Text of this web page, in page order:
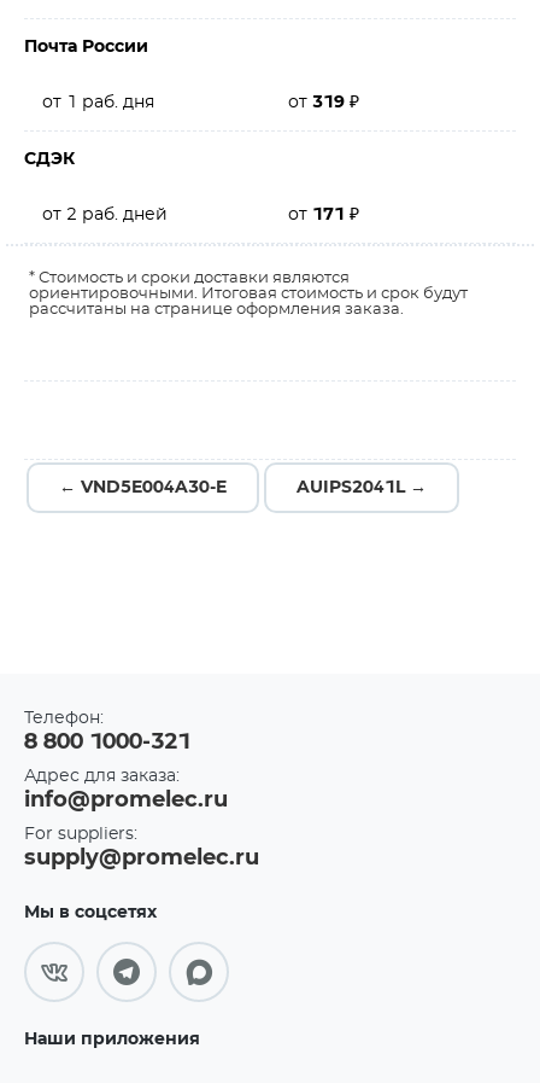
Почта России
от 1 раб. дня от 319 ₽
СДЭК
от 2 раб. дней от 171 ₽
* Стоимость и сроки доставки являются
ориентировочными. Итоговая стоимость и срок будут
рассчитаны на странице оформления заказа.
← VND5E004A30-E AUIPS2041L →
Телефон:
8 800 1000-321
Адрес для заказа:
info@promelec.ru
For suppliers:
supply@promelec.ru
Мы в соцсетях
Наши приложения